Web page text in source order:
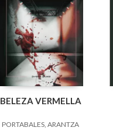
BELEZA VERMELLA
PORTABALES, ARANTZA